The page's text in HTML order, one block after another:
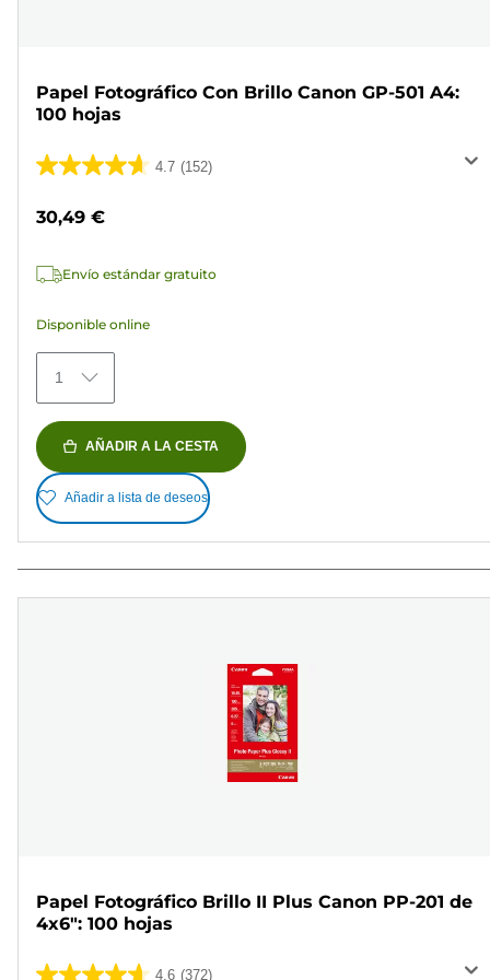
Papel Fotográfico Con Brillo Canon GP-501 A4:
100 hojas
4.7 (152)
4.7
5
152
30,49 €
Envío estándar gratuito
Disponible online
1
AÑADIR A LA CESTA
Añadir a lista de deseos
Papel Fotográfico Brillo II Plus Canon PP-201 de
4x6": 100 hojas
4.6 (372)